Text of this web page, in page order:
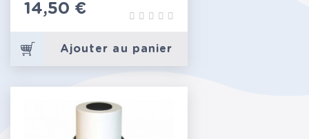
Prix
14,50 €
Ajouter au panier